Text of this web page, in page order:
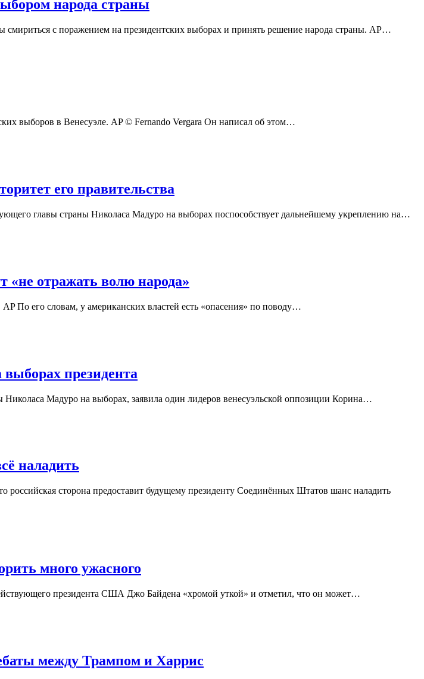
народа страны
с поражением на президентских выборах и принять решение народа страны. AP…
выборов в Венесуэле. AP © Fernando Vergara Он написал об этом…
его правительства
главы страны Николаса Мадуро на выборах поспособствует дальнейшему укреплению на…
«не отражать волю народа»
По его словам, у американских властей есть «опасения» по поводу…
президента
Мадуро на выборах, заявила один лидеров венесуэльской оппозиции Корина…
наладить
российская сторона предоставит будущему президенту Соединённых Штатов шанс наладить
много ужасного
президента США Джо Байдена «хромой уткой» и отметил, что он может…
между Трампом и Харрис